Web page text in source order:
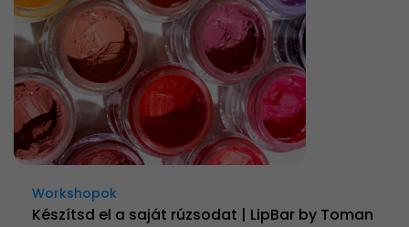
Workshopok
Készítsd el a saját rúzsodat | LipBar by Toman